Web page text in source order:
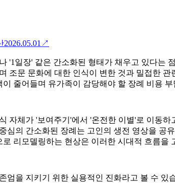
2026.05.01 ↗
'1일장' 같은 간소화된 형태가 채우고 있다는
조문 문화에 대한 인식이 변한 것과 밀접한
줄어들며 유가족이 감당해야 할 장례 비용
체가 '보여주기'에서 '온전한 이별'로 이동
의 간소화된 장례는 고인의 생전 영상을 공
리모델링하는 현상은 이러한 시대적 흐름을
을 지키기 위한 실용적인 진화라고 볼 수